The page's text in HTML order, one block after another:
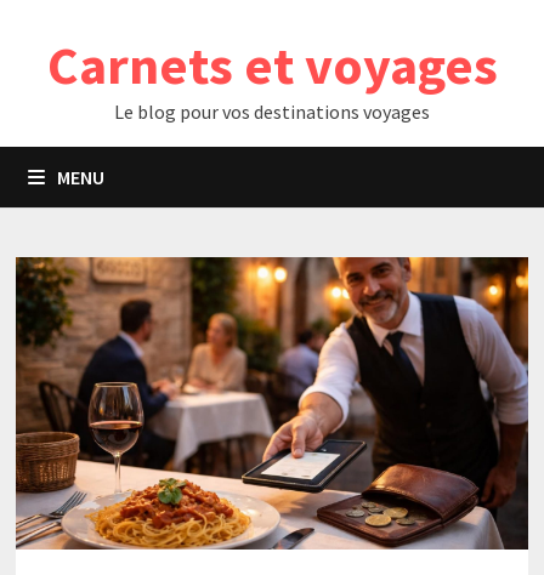
contenuCarnets et voyages
Le blog pour vos destinations voyages
MENU